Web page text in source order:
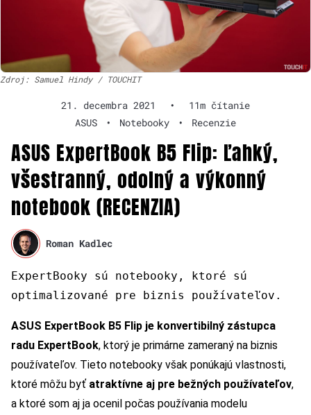
Zdroj: Samuel Hindy / TOUCHIT
21. decembra 2021 •
11m čítanie
ASUS
• Notebooky • Recenzie
ASUS ExpertBook B5 Flip: Ľahký,
všestranný, odolný a výkonný
notebook (RECENZIA)
Roman Kadlec
ExpertBooky sú notebooky, ktoré sú
optimalizované pre biznis používateľov.
ASUS ExpertBook B5 Flip je konvertibilný zástupca
radu ExpertBook, ktorý je primárne zameraný na biznis
používateľov. Tieto notebooky však ponúkajú vlastnosti,
ktoré môžu byť atraktívne aj pre bežných používateľov,
a ktoré som aj ja ocenil počas používania modelu